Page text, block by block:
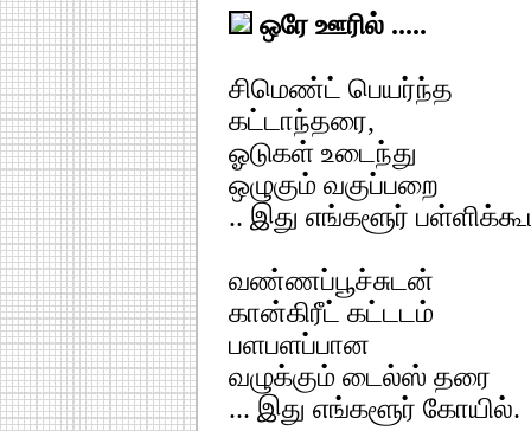
ஒரே ஊரில் .....
சிமெண்ட் பெயர்ந்த
கட்டாந்தரை,
ஓடுகள் உடைந்து
ஒழுகும் வகுப்பறை
.. இது எங்களூர்
வண்ணப்பூச்சுடன்
கான்கிரீட் கட்டடம்
பளபளப்பான
வழுக்கும் டைல்ஸ் தரை
... இது எங்களூர் கோயில்.